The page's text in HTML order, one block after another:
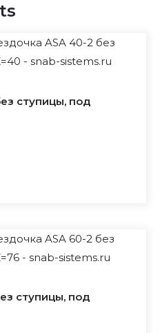
ступицы, под
ступицы, под